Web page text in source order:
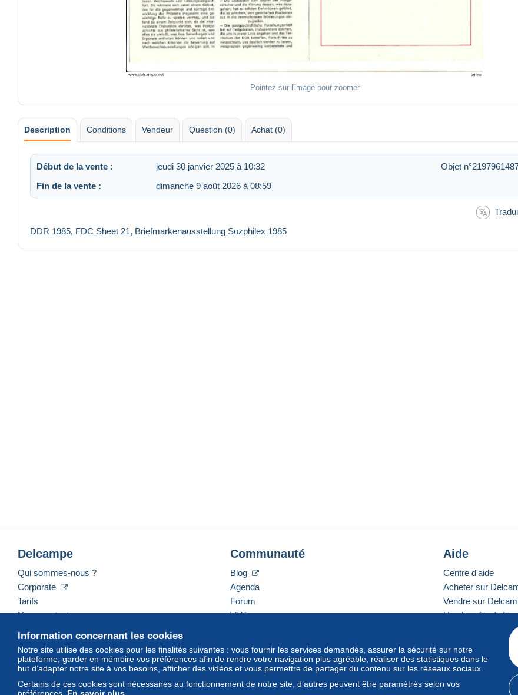
Pointez sur l'image pour zoomer
Description Conditions Vendeur Question (0) Achat (0)
Début de la vente : jeudi 30 janvier 2025 à 10:32
Objet
Fin de la vente :
dimanche 9 août 2026 à 08:59
DDR 1985, FDC Sheet 21, Briefmarkenausstellung Sozphilex 1985
Information concernant les cookies
Notre site utilise des cookies pour les finalités suivantes : vous fournir les services demandés, assurer la sécurité sur notre
plateforme, garder en mémoire vos préférences afin de rendre votre navigation plus agréable, réaliser des statistiques dans le
but d’adapter notre site à vos besoins, afficher des vidéos et vous permettre de partager du contenu sur les réseaux sociaux.
Certains de ces cookies sont nécessaires au fonctionnement de notre site, d’autres peuvent être paramétrés selon vos
préférences. En savoir plus
Delcampe
Qui sommes-nous ?
Corporate
Tarifs
Nous contacter
Communauté
Blog
Agenda
Forum
Vidéos
Aide
Centre d'aide
Acheter sur
Vendre sur
Un site sécurisé
Français USD America/Indiana/Vevay Mode standard